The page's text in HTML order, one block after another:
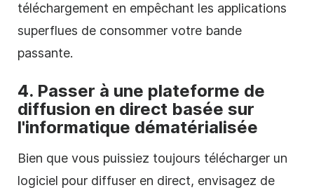
téléchargement en empêchant les applications
superflues de consommer votre bande
passante.
4. Passer à une plateforme de
diffusion en direct basée sur
l'informatique dématérialisée
Bien que vous puissiez toujours télécharger un
logiciel pour diffuser en direct, envisagez de